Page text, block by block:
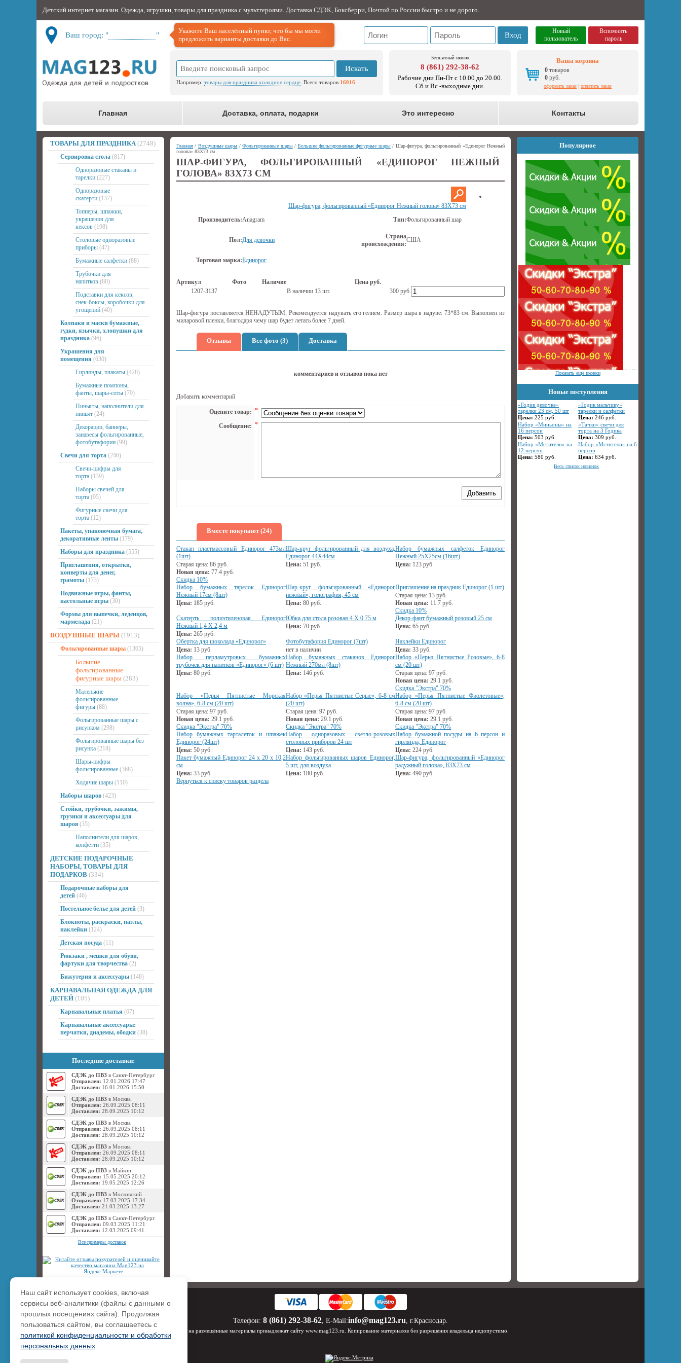
Детский интернет магазин. Одежда, игрушки, товары для праздника с мультгероями. Доставка СДЭК, Боксберри, Почтой по России быстро и не дорого.
Ваш город: " "
Укажите Ваш населённый пункт, что бы мы могли
предложить варианты доставки до Вас.
Вход
Новый
пользователь
Вспомнить
пароль
Искать
Например: товары для праздника холодное сердце . Всего товаров 16016
Бесплатный звонок
8 (861) 292-38-62
Рабочие дни Пн-Пт с 10.00 до 20.00.
Сб и Вс -выходные дни.
Ваша корзина
0 товаров
0 руб.
оформить заказ | оплатить заказ
Главная Доставка, оплата, подарки Это интересно Контакты
ТОВАРЫ ДЛЯ ПРАЗДНИКА (2748)
Сервировка стола (817)
Одноразовые стаканы и
тарелки (227)
Одноразовые
скатерти (137)
Топперы, шпажки,
украшения для
кексов (198)
Столовые одноразовые
приборы (47)
Бумажные салфетки (88)
Трубочки для
напитков (80)
Подставки для кексов,
снек-боксы, коробочки для
угощений (40)
Колпаки и маски бумажные,
гудки, язычки, хлопушки для
праздника (96)
Украшения для
помещения (630)
Гирлянды, плакаты (428)
Бумажные помпоны,
фанты, шары-соты (79)
Пиньяты, наполнители для
пиньят (24)
Декорации, баннеры,
занавесы фольгированные,
фотобутафории (99)
Свечи для торта (246)
Свечи-цифры для
торта (139)
Наборы свечей для
торта (95)
Фигурные свечи для
торта (12)
Пакеты, упаковочная бумага,
декоративные ленты (179)
Наборы для праздника (555)
Приглашения, открытки,
конверты для денег,
грамоты (173)
Подвижные игры, фанты,
настольные игры (30)
Формы для выпечки, леденцов,
мармелада (21)
ВОЗДУШНЫЕ ШАРЫ (1913)
Фольгированные шары (1365)
Большие
фольгированные
фигурные шары (283)
Маленькие
фольгированные
фигуры (88)
Фольгированные шары с
рисунком (298)
Фольгированные шары без
рисунка (218)
Шары-цифры
фольгированные (368)
Ходячие шары (110)
Наборы шаров (423)
Стойки, трубочки, зажимы,
грузики и аксессуары для
шаров (35)
Наполнители для шаров,
конфетти (35)
ДЕТСКИЕ ПОДАРОЧНЫЕ
НАБОРЫ, ТОВАРЫ ДЛЯ
ПОДАРКОВ (334)
Подарочные наборы для
детей (46)
Постельное белье для детей (3)
Блокноты, раскраски, пазлы,
наклейки (124)
Детская посуда (11)
Рюкзаки , мешки для обуви,
фартуки для творчества (2)
Бижутерия и аксессуары (148)
КАРНАВАЛЬНАЯ ОДЕЖДА ДЛЯ
ДЕТЕЙ (105)
Карнавальные платья (67)
Карнавальные аксессуары:
перчатки, диадемы, ободки (38)
Последние доставки:
СДЭК до ПВЗ в Санкт-Петербург
Отправлен: 12.01.2026 17:47
Доставлен: 16.01.2026 15:50
СДЭК до ПВЗ в Москва
Отправлен: 26.09.2025 08:11
Доставлен: 28.09.2025 10:12
СДЭК до ПВЗ в Москва
Отправлен: 26.09.2025 08:11
Доставлен: 28.09.2025 10:12
СДЭК до ПВЗ в Москва
Отправлен: 26.09.2025 08:11
Доставлен: 28.09.2025 10:12
СДЭК до ПВЗ в Майкоп
Отправлен: 15.05.2025 20:12
Доставлен: 19.05.2025 12:26
СДЭК до ПВЗ в Московский
Отправлен: 17.03.2025 17:34
Доставлен: 21.03.2025 13:27
СДЭК до ПВЗ в Санкт-Петербург
Отправлен: 09.03.2025 11:21
Доставлен: 12.03.2025 09:41
Все примеры доставок
Главная / Воздушные шары /Фольгированные шары/ Большие фольгированные фигурные шары/ Шар-фигура, фольгированный «Единорог Нежный
голова» 83Х73 см
ШАР-ФИГУРА, ФОЛЬГИРОВАННЫЙ «ЕДИНОРОГ НЕЖНЫЙ
ГОЛОВА» 83Х73 СМ
Шар-фигура, фольгированный «Единорог Нежный голова» 83Х73 см
Производитель:Anagram Тип:Фольгированный шар
Пол:Для девочки
Страна
происхождения:
США
Торговая марка:Единорог
Артикул Фото Наличие
Цена руб.
1207-3137
В наличии 13 шт. 300 руб.
Шар-фигура поставляется НЕНАДУТЫМ. Рекомендуется надувать его гелием. Размер шара в надуве: 73*83 см. Выполнен из
миларовой пленки, благодаря чему шар будет летать более 7 дней.
Отзывы Все фото (3) Доставка
комментариев и отзывов пока нет
Добавить комментарий
Оцените товар: *
Сообщение: *
Вместе покупают (24)
Стакан пластмассовый Единорог 473мл
(1шт)
Старая цена: 86 руб.
Новая цена: 77.4 руб.
Скидка 10%
Шар-круг фольгированный для воздуха,
Единорог 44Х44см
Цена: 51 руб.
Набор бумажных салфеток Единорог
Нежный 25Х25см (16шт)
Цена: 123 руб.
Набор бумажных тарелок Единорог
Нежный 17см (8шт)
Цена: 185 руб.
Шар-круг фольгированный «Единорог
нежный», голография, 45 см
Цена: 80 руб.
Приглашение на праздник Единорог (1 шт)
Старая цена: 13 руб.
Новая цена: 11.7 руб.
Скидка 10%
Скатерть полиэтиленовая Единорог
Нежный 1,4 Х 2,4 м
Цена: 265 руб.
Юбка для стола розовая 4 Х 0,75 м
Цена: 70 руб.
Декор-фант бумажный розовый 25 см
Цена: 65 руб.
Обертка для шоколада «Единорог»
Цена: 13 руб.
Фотобутафория Единорог (7шт)
нет в наличии
Наклейки Единорог
Цена: 33 руб.
Набор перламутровых бумажных
трубочек для напитков «Единорог» (6 шт)
Цена: 80 руб.
Набор бумажных стаканов Единорог
Нежный 270мл (8шт)
Цена: 146 руб.
Набор «Перья Пятнистые Розовые», 6-8
см (20 шт)
Старая цена: 97 руб.
Новая цена: 29.1 руб.
Скидка "Экстра" 70%
Набор «Перья Пятнистые Морская
волна», 6-8 см (20 шт)
Старая цена: 97 руб.
Новая цена: 29.1 руб.
Скидка "Экстра" 70%
Набор «Перья Пятнистые Серые», 6-8 см
(20 шт)
Старая цена: 97 руб.
Новая цена: 29.1 руб.
Скидка "Экстра" 70%
Набор «Перья Пятнистые Фиолетовые»,
6-8 см (20 шт)
Старая цена: 97 руб.
Новая цена: 29.1 руб.
Скидка "Экстра" 70%
Набор бумажных тарталеток и шпажек
Единорог (24шт)
Цена: 50 руб.
Набор одноразовых светло-розовых
столовых приборов 24 шт
Цена: 143 руб.
Набор бумажной посуды на 6 персон и
гирлянда, Единорог
Цена: 224 руб.
Пакет бумажный Единорог 24 х 20 х 10,2
см
Цена: 33 руб.
Набор фольгированных шаров Единорог,
5 шт, для воздуха
Цена: 180 руб.
Шар-фигура, фольгированный «Единорог
радужный голова», 83Х73 см
Цена: 490 руб.
Вернуться к списку товаров раздела
Популярное
Показать ещё иконки
Новые поступления
«Годик девочке»
тарелки 23 см, 50 шт
Цена: 225 руб.
«Годик мальчику»
тарелки и салфетки
Цена: 246 руб.
Набор «Миньоны» на
16 персон
Цена: 503 руб.
«Тачки» свечи для
торта на 3 Годика
Цена: 309 руб.
Набор «Мстители» на
12 персон
Цена: 580 руб.
Набор «Мстители» на 6
персон
Цена: 634 руб.
Весь список новинок
Телефон: 8 (861) 292-38-62, E-Mail:info@mag123.ru, г.Краснодар.
Права на размещённые материалы принадлежат сайту www.mag123.ru. Копирование материалов без разрешения владельца недопустимо.
Наш сайт использует cookies, включая
сервисы веб-аналитики (файлы с данными о
прошлых посещениях сайта). Продолжая
пользоваться сайтом, вы соглашаетесь с
политикой конфиденциальности и обработки
персональных данных